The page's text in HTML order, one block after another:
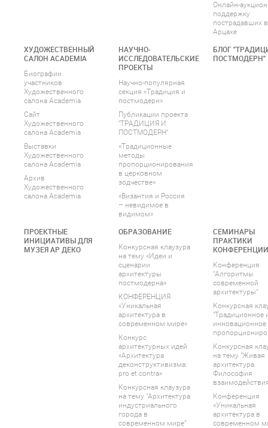
Онлайн-
поддержку
пострадавших в
Арцахе
ХУДОЖЕСТВЕННЫЙ
САЛОН ACADEMIA
Биографии
участников
Художественного
салона Academia
Сайт
Художественного
салона Academia
Выставки
Художественного
салона Academia
Архив
Художественного
салона Academia
НАУЧНО-
ИССЛЕДОВАТЕЛЬСКИЕ
ПРОЕКТЫ
Научно-популярная
секция «Традиция и
постмодерн»
Публикации проекта
"ТРАДИЦИЯ И
ПОСТМОДЕРН"
«Традиционные
методы
пропорционирования
в церковном
зодчестве»
«Византия и Россия
– невидимое в
видимом»
БЛОГ
ПОСТМОДЕРН"
ПРОЕКТНЫЕ
ИНИЦИАТИВЫ ДЛЯ
МУЗЕЯ АР ДЕКО
ОБРАЗОВАНИЕ
Конкурсная клаузура
на тему «Идеи и
сценарии
архитектуры
постмодерна»
КОНФЕРЕНЦИЯ
«Уникальная
архитектура в
современном мире»
Конкурс
архитектурных идей
«Архитектура
деконструктивизма:
pro et contra»
Конкурсная клаузура
на тему "Архитектура
индустриального
города в
современном мире"
СЕМИНАРЫ
ПРАКТИКИ
КОНФЕРЕНЦИИ
Конференция
"Алгоритмы
современной
архитектуры"
Конкурсная
"Традиционное
инновационное
Конкурсная
на тему "Живая
архитектура.
Философия
Конференция
«Уникальная
архитектура в
современном